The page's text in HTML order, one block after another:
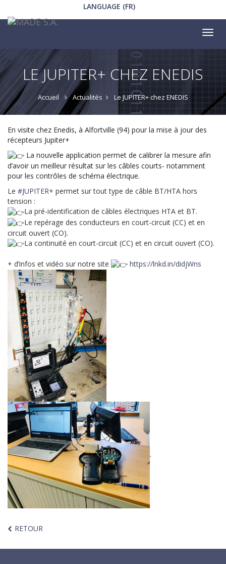
LANGUAGE (FR)
LE JUPITER+ CHEZ ENEDIS
Accueil Actualités Le JUPITER+ chez ENEDIS
En visite chez Enedis, à Alfortville (94) pour la mise à jour des
récepteurs Jupiter+
La nouvelle application permet de calibrer la mesure afin
d’avoir un meilleur résultat sur les câbles courts- notamment
pour les contrôles de schéma électrique.
Le #JUPITER+ permet sur tout type de câble BT/HTA hors
tension :
La pré-identification de câbles électriques HTA et BT.
Le repérage des conducteurs en court-circuit (CC) et en
circuit ouvert (CO).
La continuité en court-circuit (CC) et en circuit ouvert (CO).
+ d’infos et vidéo sur notre site https://lnkd.in/didjWns
.
RETOUR